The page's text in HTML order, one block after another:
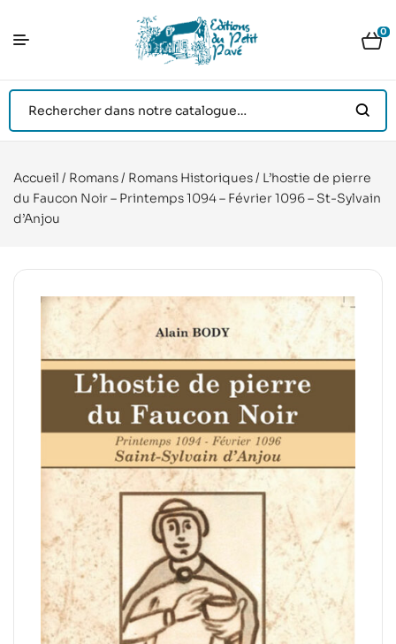
0
Accueil / Romans/ Romans Historiques/ L’hostie de pierre
du Faucon Noir – Printemps 1094 – Février 1096 – St-Sylvain
d’Anjou